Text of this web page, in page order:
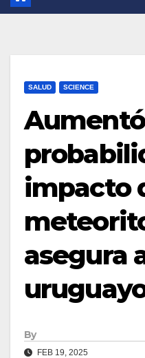
SALUD SCIENCE
impacto
asegura
By
FEB 19, 2025